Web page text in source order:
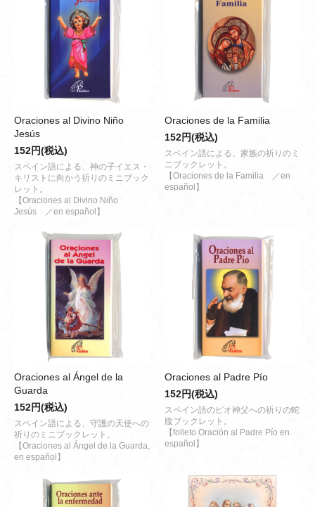
Oraciones al Divino Niño
Jesús
152円(税込)
スペイン語による、神の子イエス・
キリストに向かう祈りのミニブック
レット。
【Oraciones al Divino Niño
Jesús ／en español】
Oraciones de la Familia
152円(税込)
スペイン語による、家族の祈りのミ
ニブックレット。
【Oraciones de la Familia ／en
español】
Oraciones al Ángel de la
Guarda
152円(税込)
スペイン語による、守護の天使への
祈りのミニブックレット。
【Oraciones al Ángel de la Guarda,
en español】
Oraciones al Padre Pío
152円(税込)
スペイン語のピオ神父への祈りの蛇
腹ブックレット。
【folleto Oración al Padre Pío en
español】